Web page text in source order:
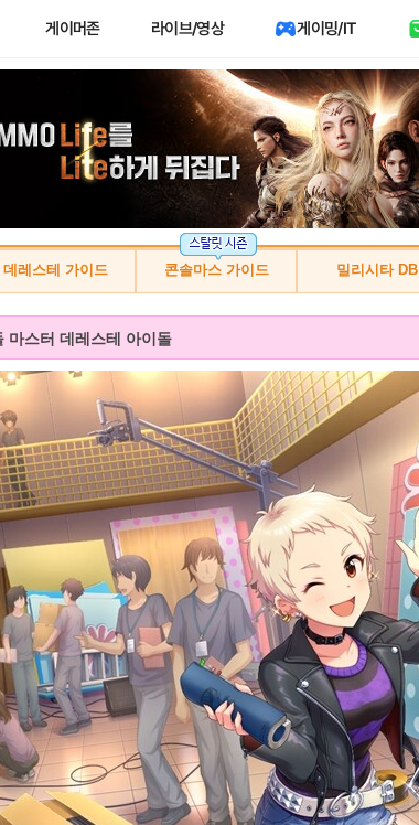
게이머존 라이브/영상 게이밍/IT
데레스테 가이드 콘솔마스 가이드 밀리시타 DB
마스터 데레스테 아이돌